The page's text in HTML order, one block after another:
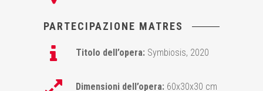
PARTECIPAZIONE MATRES
Titolo dell’opera: Symbiosis, 2020
Dimensioni dell’opera: 60x30x30 cm